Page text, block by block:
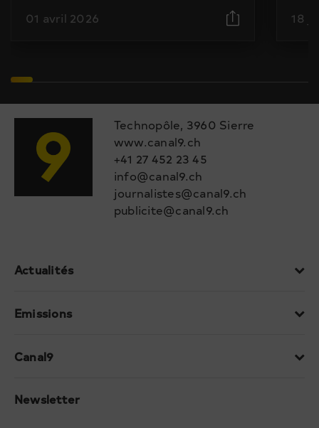
01 avril 2026 18
Technopôle, 3960 Sierre
www.canal9.ch
+41 27 452 23 45
info@canal9.ch
journalistes@canal9.ch
publicite@canal9.ch
Actualités
Emissions
Canal9
Newsletter